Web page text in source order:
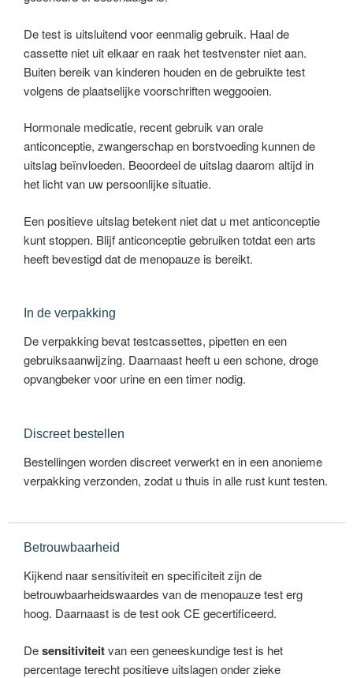
De test is uitsluitend voor eenmalig gebruik. Haal de
cassette niet uit elkaar en raak het testvenster niet aan.
Buiten bereik van kinderen houden en de gebruikte test
volgens de plaatselijke voorschriften weggooien.
Hormonale medicatie, recent gebruik van orale
anticonceptie, zwangerschap en borstvoeding kunnen de
uitslag beïnvloeden. Beoordeel de uitslag daarom altijd in
het licht van uw persoonlijke situatie.
Een positieve uitslag betekent niet dat u met anticonceptie
kunt stoppen. Blijf anticonceptie gebruiken totdat een arts
heeft bevestigd dat de menopauze is bereikt.
In de verpakking
De verpakking bevat testcassettes, pipetten en een
gebruiksaanwijzing. Daarnaast heeft u een schone, droge
opvangbeker voor urine en een timer nodig.
Discreet bestellen
Bestellingen worden discreet verwerkt en in een anonieme
verpakking verzonden, zodat u thuis in alle rust kunt testen.
Betrouwbaarheid
Kijkend naar sensitiviteit en specificiteit zijn de
betrouwbaarheidswaardes van de menopauze test erg
hoog. Daarnaast is de test ook CE gecertificeerd.
Desensitiviteitvan een geneeskundige test is het
percentage terecht positieve uitslagen onder zieke